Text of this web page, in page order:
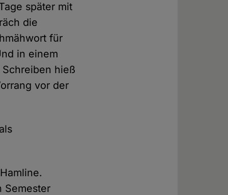
später mit
die
für
in einem
hieß
vor der
Semester